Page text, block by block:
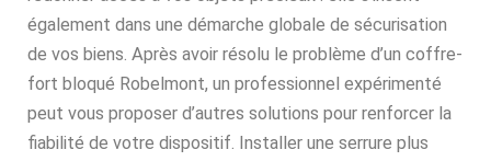
également dans une démarche globale de sécurisation
de vos biens. Après avoir résolu le problème d’un coffre-
fort bloqué Robelmont, un professionnel expérimenté
peut vous proposer d’autres solutions pour renforcer la
fiabilité de votre dispositif. Installer une serrure plus